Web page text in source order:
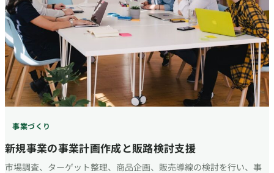
事業づくり
新規事業の事業計画作成と販路検討支援
市場調査、ターゲット整理、商品企画、販売導線の検討を行い、事